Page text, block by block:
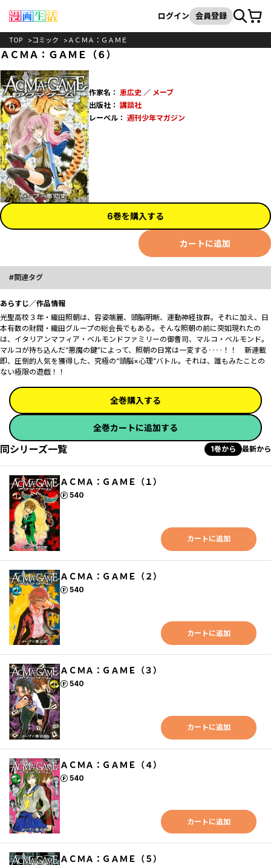
検索
ログイン 会員登録カート
TOP コミック ＡＣＭＡ：ＧＡＭＥ
ＡＣＭＡ：ＧＡＭＥ（６）
作家名： 恵広史／ メーブ
出版社： 講談社
レーベル： 週刊少年マガジン
6巻を購入する
カートに追加
関連タグ
あらすじ／作品情報
光聖高校３年・織田照朝は、容姿端麗、頭脳明晰、運動神経抜群。それに加え、日
本有数の財閥・織田グループの総会長でもある。そんな照朝の前に突如現れたの
は、イタリアンマフィア・ベルモンドファミリーの御曹司、マルコ・ベルモンド。
マルコが持ち込んだ“悪魔の鍵”によって、照朝の日常は一変する‥‥！！ 新連載
即、圧倒的人気を獲得した、究極の“頭脳×心理”バトル。それは、誰もみたことの
ない極限の遊戯！！
全巻購入する
全巻カートに追加する
同シリーズ一覧 1巻から 最新から
ＡＣＭＡ：ＧＡＭＥ（１）
540
ポイント
カートに追加
ＡＣＭＡ：ＧＡＭＥ（２）
540
ポイント
カートに追加
ＡＣＭＡ：ＧＡＭＥ（３）
540
ポイント
カートに追加
ＡＣＭＡ：ＧＡＭＥ（４）
540
ポイント
カートに追加
ＡＣＭＡ：ＧＡＭＥ（５）